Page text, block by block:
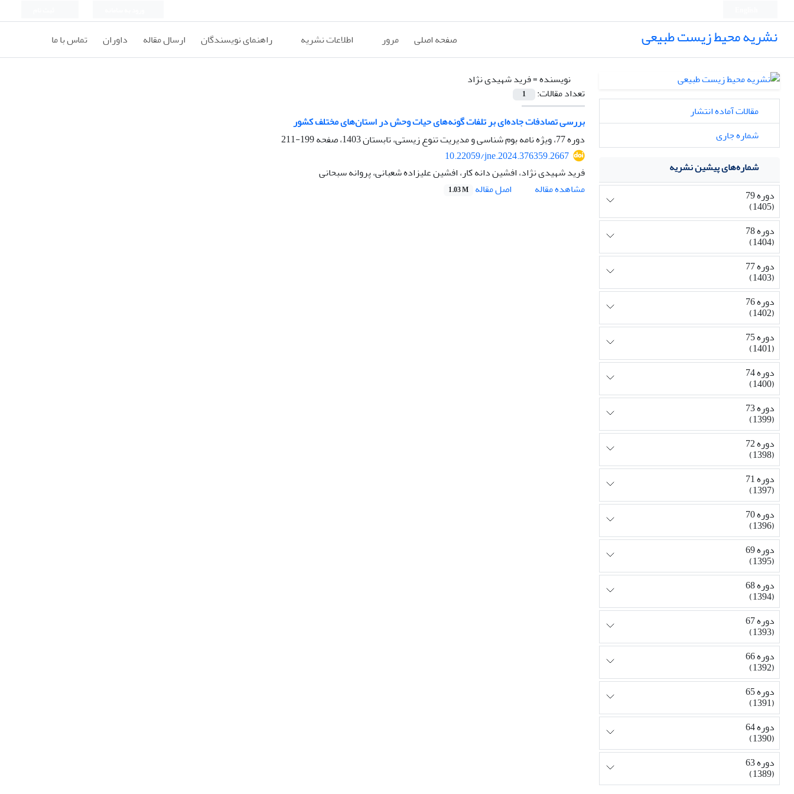
نشریه محیط زیست طبیعی صفحه اصلی مرور اطلاعات نشریه راهنمای نویسندگان ارسال مقاله داوران تماس با ما
نویسنده =فرید شهیدی نژاد
تعداد مقالات:
1
بررسی تصادفات جاده‌ای بر تلفات گونه‌های حیات وحش در استان‌های مختلف کشور
دوره 77، ویژه نامه بوم شناسی و مدیریت تنوع زیستی، تابستان 1403، صفحه
199-211
10.22059/jne.2024.376359.2667
فرید شهیدی نژاد، افشین دانه کار، افشین علیزاده شعبانی، پروانه سبحانی
مشاهده مقاله
اصل مقاله 1.03 M
مقالات آماده انتشار
شماره جاری
شماره‌های پیشین نشریه
دوره 79
(1405)
دوره 78
(1404)
دوره 77
(1403)
دوره 76
(1402)
دوره 75
(1401)
دوره 74
(1400)
دوره 73
(1399)
دوره 72
(1398)
دوره 71
(1397)
دوره 70
(1396)
دوره 69
(1395)
دوره 68
(1394)
دوره 67
(1393)
دوره 66
(1392)
دوره 65
(1391)
دوره 64
(1390)
دوره 63
(1389)